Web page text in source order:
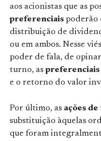
aos acionistas que as
preferenciais poderão
distribuição de
ou em ambos. Nesse
poder de fala, de
turno, as preferenciais
e o retorno do valor
Por último, as ações
substituição àquelas
que foram